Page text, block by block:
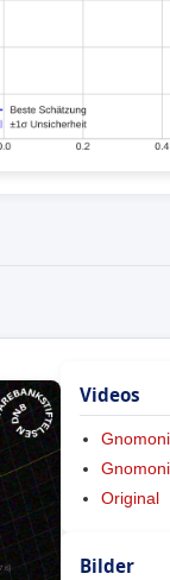
Videos
Original
Bilder